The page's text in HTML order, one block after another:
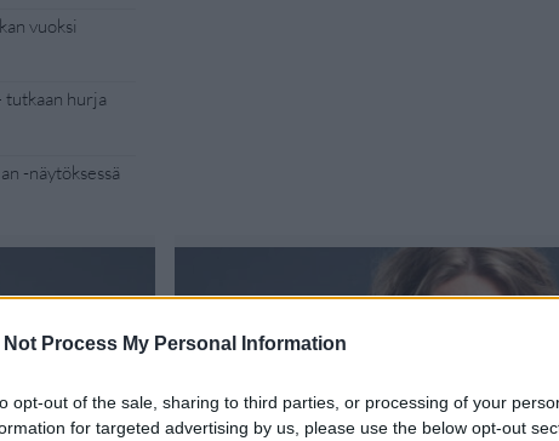
Not Process My Personal Information
opt-out of the sale, sharing to third parties, or processing of your
for targeted advertising by us, please use the below opt-out
vuoksi
hurja
-näytöksessä